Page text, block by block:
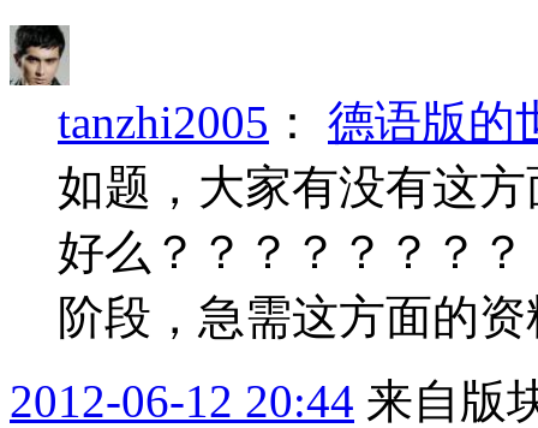
tanzhi2005 ： 德语版的
如题，大家有没有这
好么？？？？？？？
阶段，急需这方面的
2012-06-12 20:44 来自版